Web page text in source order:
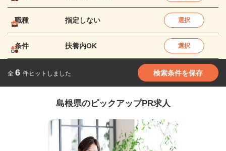
職種 指定しない 選択
条件 扶養内OK 選択
全 6 件ヒットしました 検索条件を保存
島根県のピックアップPR求人